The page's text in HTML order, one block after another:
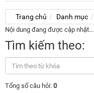
Trang chủ Danh mục
Nội dung đang được cập nhật...
Tìm kiếm theo:
Tổng số câu hỏi: 0